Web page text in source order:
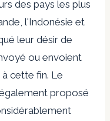
des pays les plus
l'Indonésie et
leur désir de
ou envoient
cette fin. Le
proposé